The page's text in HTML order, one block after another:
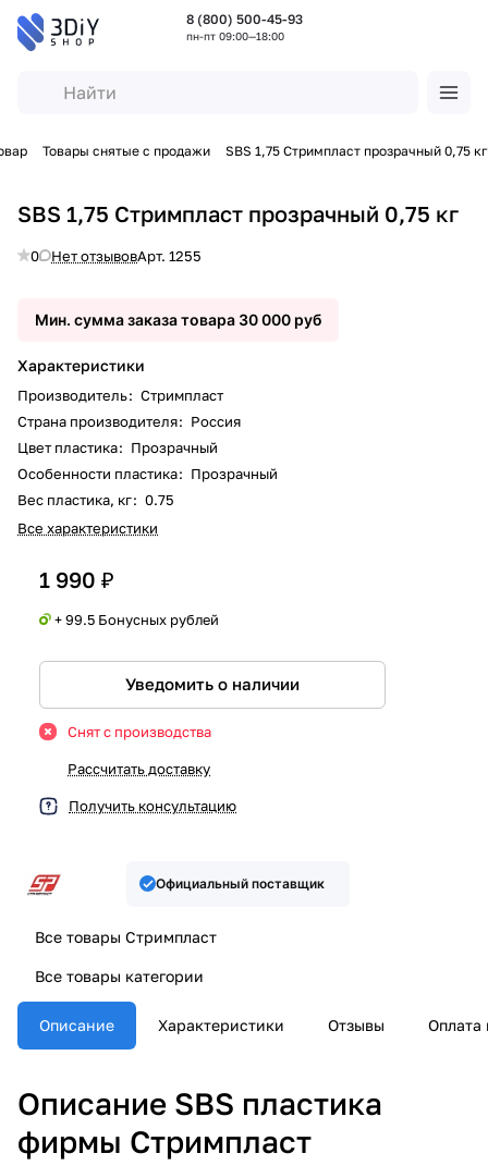
8 (800) 500-45-93
пн-пт 09:00—18:00
Товары снятые с продажи SBS 1,75 Стримпласт прозрачный 0,75 кг
SBS 1,75 Стримпласт прозрачный 0,75 кг
0 Нет отзывовАрт. 1255
Мин. сумма заказа товара 30 000 руб
Характеристики
Производитель: Стримпласт
Страна производителя: Россия
Цвет пластика: Прозрачный
Особенности пластика: Прозрачный
Вес пластика, кг: 0.75
Все характеристики
1 990 ₽
+ 99.5 Бонусных рублей
Уведомить о наличии
Снят с производства
Рассчитать доставку
Получить консультацию
Официальный поставщик
Все товары Стримпласт
Все товары категории
Описание Характеристики Отзывы Оплата
Описание SBS пластика
фирмы Стримпласт